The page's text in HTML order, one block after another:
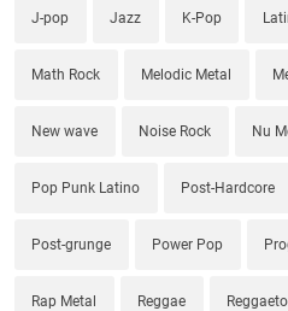
J-pop Jazz K-Pop
Math Rock Melodic Metal
New wave Noise Rock Nu
Pop Punk Latino Post-Hardcore
Post-grunge Power Pop
Rap Metal Reggae